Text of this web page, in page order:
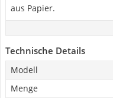
aus Papier.
Technische Details
Modell
Menge